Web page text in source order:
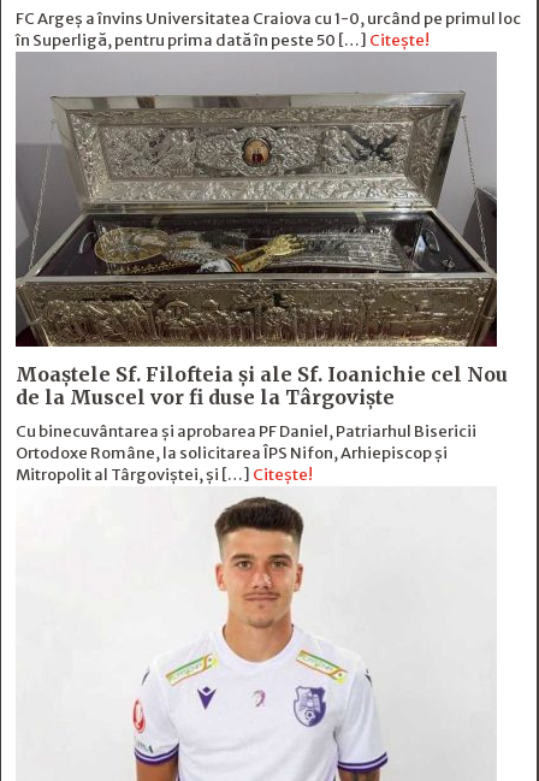
FC Argeș a învins Universitatea Craiova cu 1-0, urcând pe primul loc
în Superligă, pentru prima dată în peste 50 […] Citește!
Moaștele Sf. Filofteia și ale Sf. Ioanichie cel Nou
de la Muscel vor fi duse la Târgoviște
Cu binecuvântarea și aprobarea PF Daniel, Patriarhul Bisericii
Ortodoxe Române, la solicitarea ÎPS Nifon, Arhiepiscop și
Mitropolit al Târgoviștei, și […] Citește!